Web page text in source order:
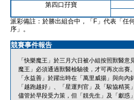
第四口孖寶
派彩備註：於勝出組合中，「F」代表「任
序」。
競賽事件報告
「快樂魔王」於三月六日被小組按照獸醫
魔王」必須通過獸醫檢驗後，才可再次出賽。
「永益善」於躍出時在「萬里威揚」與向
「越跑越好」、「星運判官」及「駿協精
儘管於早段受力策，但「靚先生」及「獻惑